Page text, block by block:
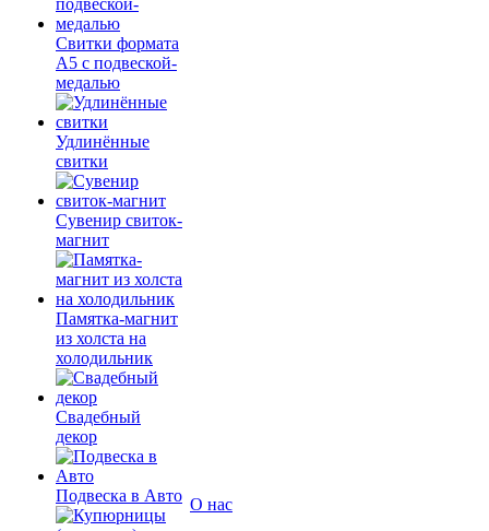
Свитки формата
А5 с подвеской-
медалью
Удлинённые
свитки
Сувенир свиток-
магнит
Памятка-магнит
из холста на
холодильник
Свадебный
декор
Подвеска в Авто О нас